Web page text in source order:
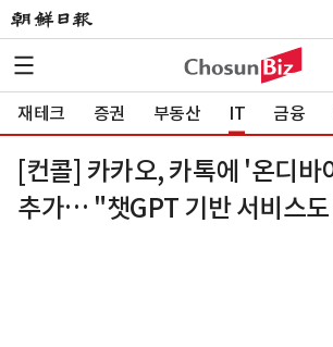
재테크 증권 부동산 IT 금융
[컨콜] 카카오, 카톡에 '온디바
추가… "챗GPT 기반 서비스